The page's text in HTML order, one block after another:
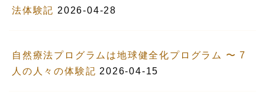
法体験記 2026-04-28
自然療法プログラムは地球健全化プログラム 〜 7
人の人々の体験記 2026-04-15